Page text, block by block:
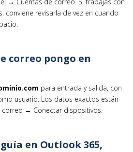
conviene revisarla de vez en cuando
correo pongo en
para entrada y salida, con
usuario. Los datos exactos están
→ Conectar dispositivos.
en Outlook 365,